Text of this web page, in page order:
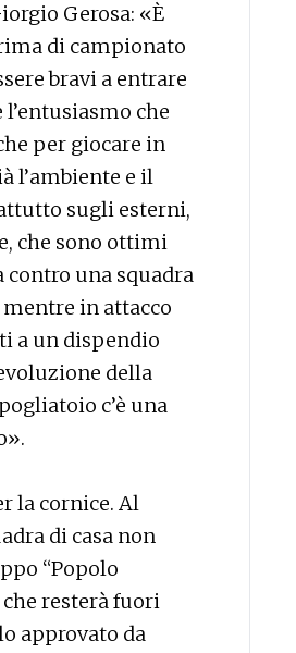
Gerosa: «È
di campionato
bravi a entrare
che
per giocare in
l’ambiente e il
sugli esterni,
che sono ottimi
contro una squadra
in attacco
a un dispendio
della
c’è una
la cornice. Al
di casa non
“Popolo
resterà fuori
approvato da